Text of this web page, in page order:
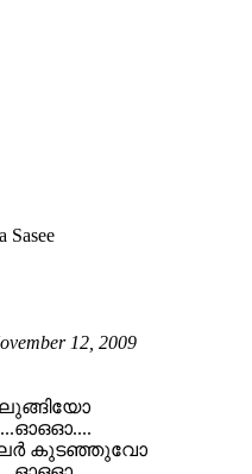
Sasee
12, 2009
മലര്‍ കുടഞ്ഞുവോ